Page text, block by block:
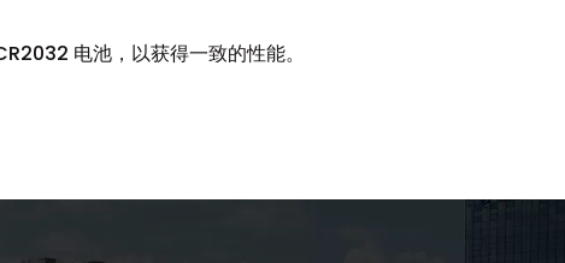
电池，以获得一致的性能。